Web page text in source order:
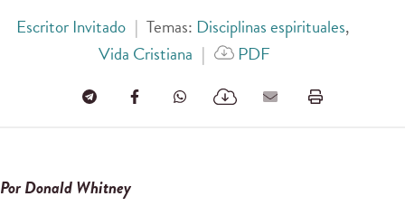
Escritor Invitado | Temas: Disciplinas espirituales,
Vida Cristiana | PDF
Por Donald Whitney